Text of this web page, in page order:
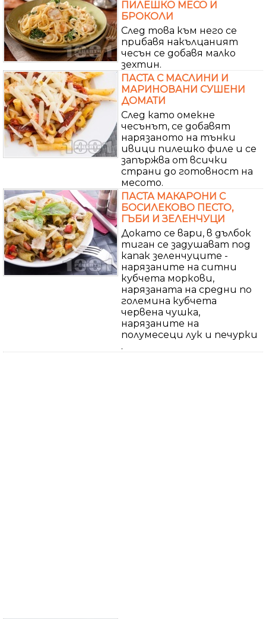
ПИЛЕШКО МЕСО И
БРОКОЛИ
След това към него се
прибавя накълцаният
чесън се добавя малко
зехтин.
ПАСТА С МАСЛИНИ И
МАРИНОВАНИ СУШЕНИ
ДОМАТИ
След като омекне
чесънът, се добавят
нарязаното на тънки
ивици пилешко филе и се
запържва от всички
страни до готовност на
месото.
ПАСТА МАКАРОНИ С
БОСИЛЕКОВО ПЕСТО,
ГЪБИ И ЗЕЛЕНЧУЦИ
Докато се вари, в дълбок
тиган се задушават под
капак зеленчуците -
нарязаните на ситни
кубчета моркови,
нарязаната на средни по
големина кубчета
червена чушка,
нарязаните на
полумесеци лук и печурки
.